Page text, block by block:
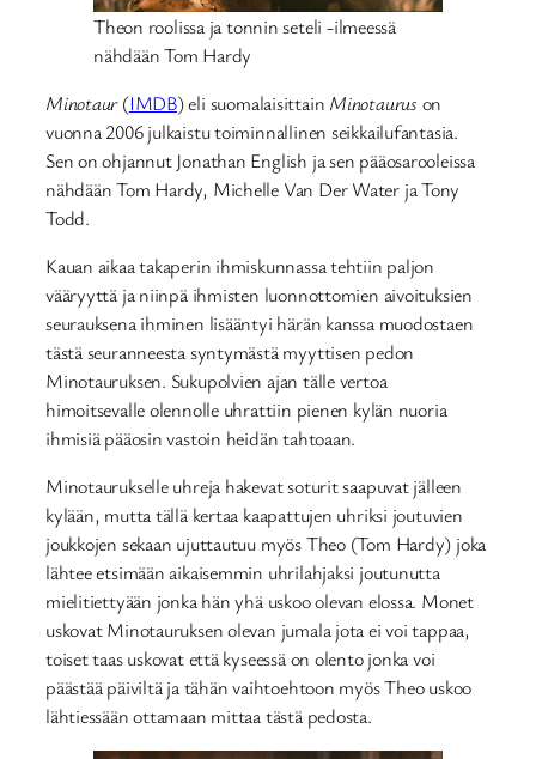
Theon roolissa ja tonnin seteli -ilmeessä
nähdään Tom Hardy
Minotaur(IMDB) eli suomalaisittain Minotaurus on
vuonna 2006 julkaistu toiminnallinen seikkailufantasia.
Sen on ohjannut Jonathan English ja sen pääosarooleissa
nähdään Tom Hardy, Michelle Van Der Water ja Tony
Todd.
Kauan aikaa takaperin ihmiskunnassa tehtiin paljon
vääryyttä ja niinpä ihmisten luonnottomien aivoituksien
seurauksena ihminen lisääntyi härän kanssa muodostaen
tästä seuranneesta syntymästä myyttisen pedon
Minotauruksen. Sukupolvien ajan tälle vertoa
himoitsevalle olennolle uhrattiin pienen kylän nuoria
ihmisiä pääosin vastoin heidän tahtoaan.
Minotaurukselle uhreja hakevat soturit saapuvat jälleen
kylään, mutta tällä kertaa kaapattujen uhriksi joutuvien
joukkojen sekaan ujuttautuu myös Theo (Tom Hardy) joka
lähtee etsimään aikaisemmin uhrilahjaksi joutunutta
mielitiettyään jonka hän yhä uskoo olevan elossa. Monet
uskovat Minotauruksen olevan jumala jota ei voi tappaa,
toiset taas uskovat että kyseessä on olento jonka voi
päästää päiviltä ja tähän vaihtoehtoon myös Theo uskoo
lähtiessään ottamaan mittaa tästä pedosta.